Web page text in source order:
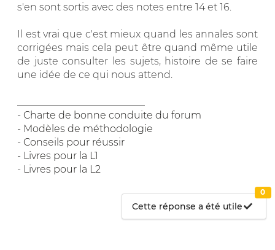
s'en sont sortis avec des notes entre 14 et 16.
Il est vrai que c'est mieux quand les annales sont
corrigées mais cela peut être quand même utile
de juste consulter les sujets, histoire de se faire
une idée de ce qui nous attend.
- Charte de bonne conduite du forum
- Modèles de méthodologie
- Conseils pour réussir
- Livres pour la L1
- Livres pour la L2
Cette réponse a été utile
0